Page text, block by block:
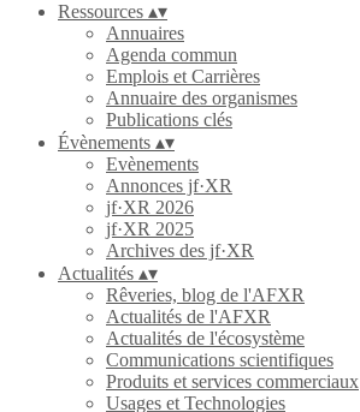
Ressources ▴▾
Annuaires
Agenda commun
Emplois et Carrières
Annuaire des organismes
Publications clés
Évènements ▴▾
Evènements
Annonces jf·XR
jf·XR 2026
jf·XR 2025
Archives des jf·XR
Actualités ▴▾
Rêveries, blog de l'AFXR
Actualités de l'AFXR
Actualités de l'écosystème
Communications scientifiques
Produits et services commerciaux
Usages et Technologies